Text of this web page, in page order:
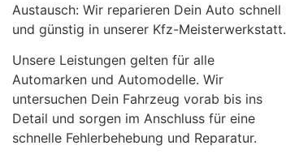
Austausch: Wir reparieren Dein Auto schnell
und günstig in unserer Kfz-Meisterwerkstatt.
Unsere Leistungen gelten für alle
Automarken und Automodelle. Wir
untersuchen Dein Fahrzeug vorab bis ins
Detail und sorgen im Anschluss für eine
schnelle Fehlerbehebung und Reparatur.